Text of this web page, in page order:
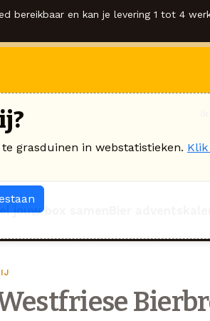
bereikbaar en kan je levering 1 tot 4
jouw box samen
grasduinen in webstatistieken.